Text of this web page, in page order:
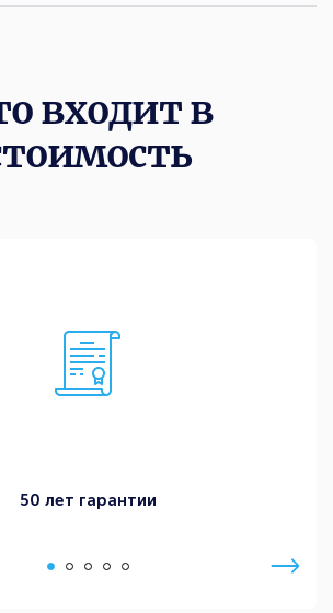
входит в
50 лет гарантии